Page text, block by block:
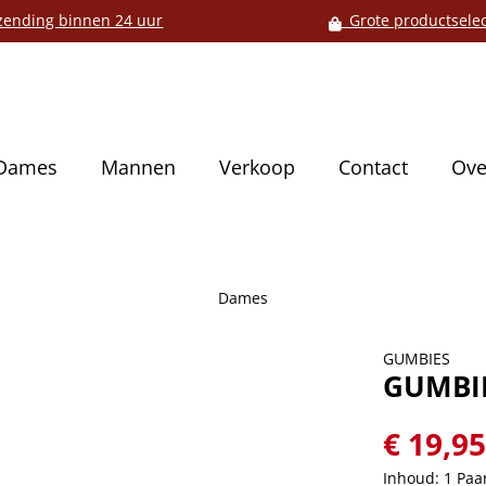
binnen 24 uur Grote
Mannen Verkoop Contact
Dames
GUMBIES
€ 19,95
Inhoud: 1